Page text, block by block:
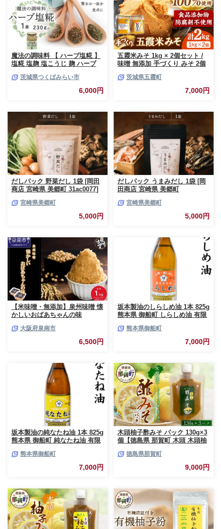
魔法の調味料 【 ハーブ塩糀 】
塩糀 塩麹 塩こうじ 麹 ハーブ
NT]茨城県つくばみらい市
6,000円
五霞米みそ 1kg × 2個セット /
味噌 無添加 手づくり みそ 2個
米 大豆 国産原料 茨城県 五霞町
茨城県五霞町
7,000円
だしパック 野菜だし 1袋 [岡田
商店 宮崎県 美郷町 31ac0077]
たけ 無塩
宮崎県美郷町
5,000円
だしパック うまみだし 1袋 [岡
田商店 宮崎県 美郷町
パック しいたけ 無塩
宮崎県美郷町
5,000円
【米味噌・無添加】泉州味噌 懐
かしいおばあちゃんの味
大阪府泉南市
6,500円
坂本製油のしらしめ油 1本 825g
熊本県 御船町 しらしめ油 有限
予定(土日祝除く)》
熊本県御船町
7,000円
坂本製油の純なたね油 1本 825g
熊本県 御船町 純なたね油 有限
予定(土日祝除く)》
熊本県御船町
7,000円
木頭柚子酢みそ パック 130g×3
個【徳島県 那賀町 木頭 木頭柚
味噌 酢みそ すみそ ミソ ご飯
おにぎり ごはんのおとも お酒
のお供 ご飯のおかず お酒のあ
柚冬庵】YA-83
徳島県那賀町
9,000円